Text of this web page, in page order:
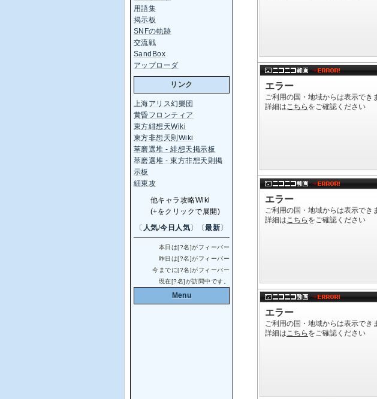
用語集
掲示板
SNFの軌跡
交流戦
SandBox
アップローダ
リンク
上海アリス幻樂団
黄昏フロンティア
東方緋想天Wiki
東方非想天則Wiki
萃磨選堆 - 緋想天掲示板
萃磨選堆 - 東方非想天則掲
示板
細東攻
他キャラ攻略Wiki
(+をクリックで展開)
〔 人気/今日人気〕〔最新〕
本日は[?名]がフィーバー
昨日は[?名]がフィーバー
今までに[?名]がフィーバー
現在[?名]が訪問中です。
Menu